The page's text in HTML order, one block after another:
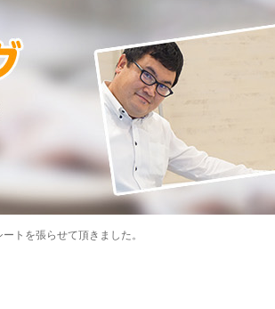
トを張らせて頂きました。